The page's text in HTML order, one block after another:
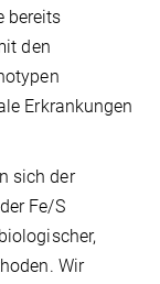
bereits
den
Erkrankungen
sich der
Fe/S
Wir